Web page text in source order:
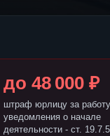
до 48 000 ₽
штраф юрлицу за
уведомления о начале
деятельности - ст.